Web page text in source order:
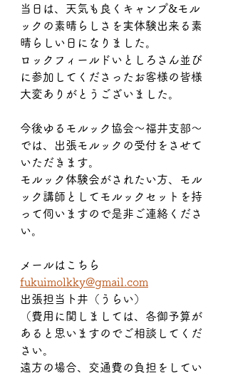
当日は、天気も良くキャンプ&モル
ックの素晴らしさを実体験出来る素
晴らしい日になりました。
ロックフィールドいとしろさん並び
に参加してくださったお客様の皆様
大変ありがとうございました。
今後ゆるモルック協会〜福井支部〜
では、出張モルックの受付をさせて
いただきます。
モルック体験会がされたい方、モル
ック講師としてモルックセットを持
って伺いますので是非ご連絡くださ
い。
メールはこちら
fukuimolkky@gmail.com
出張担当卜井（うらい）
（費用に関しましては、各御予算が
あると思いますのでご相談してくだ
さい。
遠方の場合、交通費の負担をしてい